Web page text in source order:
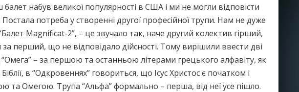
балет набув великої популярності в США і ми не могли відповісти
потреба у створенні другої професійної трупи. Нам не дуже
Magnificat-2”, – це звучало так, наче другий колектив гірший,
перший, що не відповідало дійсності. Тому вирішили ввести дві
“Омега” – за першою та останньою літерами грецького алфавіту, як
в “Одкровеннях” говориться, що Ісус Христос є початком і
та Омегою. Трупа “Альфа” формально – перша, від неї усе пішло.